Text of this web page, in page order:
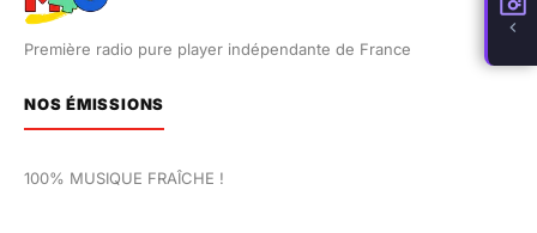
Première radio pure player indépendante de France
NOS ÉMISSIONS
100% MUSIQUE FRAÎCHE !